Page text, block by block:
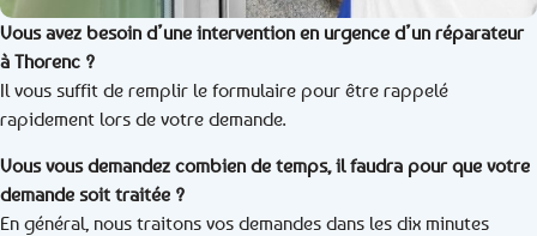
Vous avez besoin d’une intervention en urgence d’un réparateur
à Thorenc ?
Il vous suffit de remplir le formulaire pour être rappelé
rapidement lors de votre demande.
Vous vous demandez combien de temps, il faudra pour que votre
demande soit traitée ?
En général, nous traitons vos demandes dans les dix minutes